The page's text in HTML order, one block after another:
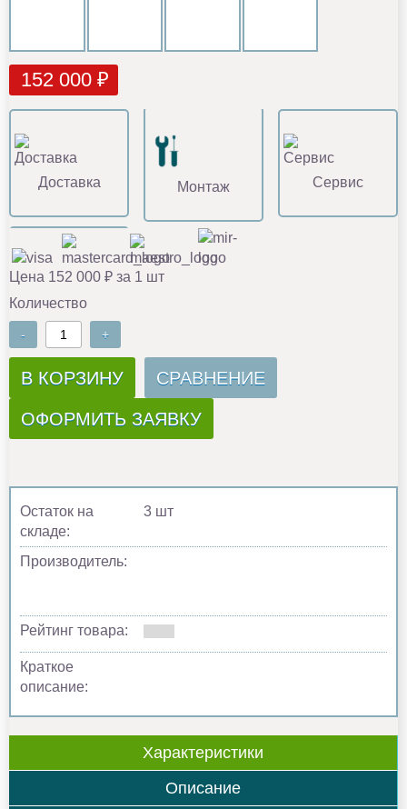
152 000 ₽
Доставка Монтаж Сервис
Цена 152 000 ₽ за 1 шт
Количество
- +
В КОРЗИНУ СРАВНЕНИЕ
ОФОРМИТЬ ЗАЯВКУ
Остаток на
складе:
3 шт
Производитель:
Рейтинг товара:
Краткое
описание:
Характеристики
Описание